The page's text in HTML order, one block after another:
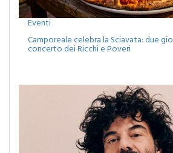
Eventi
Camporeale celebra la Sciavata: due
concerto dei Ricchi e Poveri